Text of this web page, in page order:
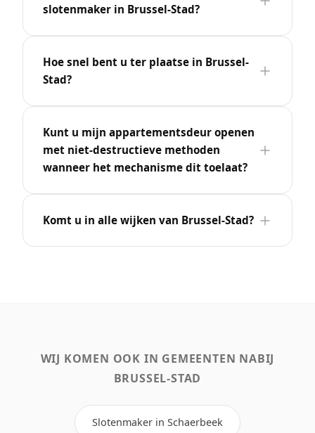
slotenmaker in Brussel-Stad?
Hoe snel bent u ter plaatse in Brussel-
Stad?
Kunt u mijn appartementsdeur openen
met niet-destructieve methoden
wanneer het mechanisme dit toelaat?
Komt u in alle wijken van Brussel-Stad?
WIJ KOMEN OOK IN GEMEENTEN NABIJ
BRUSSEL-STAD
Slotenmaker in Schaerbeek